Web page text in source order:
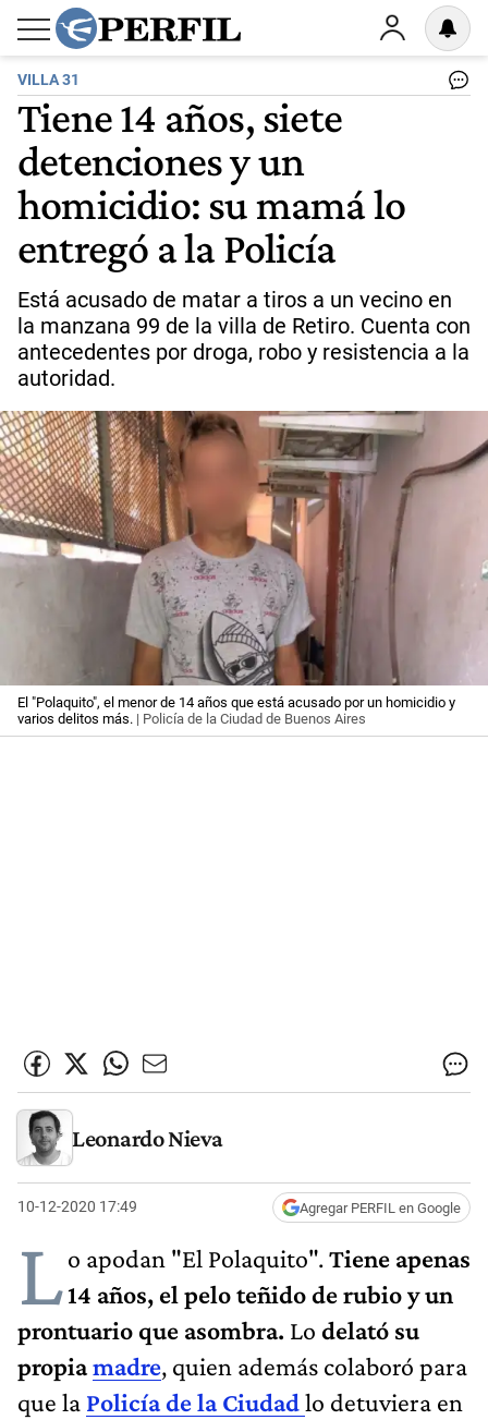
VILLA 31
Tiene 14 años, siete
detenciones y un
homicidio: su mamá lo
entregó a la Policía
Está acusado de matar a tiros a un vecino en
la manzana 99 de la villa de Retiro. Cuenta con
antecedentes por droga, robo y resistencia a la
autoridad.
El "Polaquito", el menor de 14 años que está acusado por un homicidio y
varios delitos más. | Policía de la Ciudad de Buenos Aires
Leonardo Nieva
10-12-2020 17:49 Agregar PERFIL en Google
Lo apodan "El Polaquito".Tiene apenas
14 años, el pelo teñido de rubio y un
prontuario que asombra. Lo delató su
propiamadre, quien además colaboró para
que la Policía de la Ciudadlo detuviera en